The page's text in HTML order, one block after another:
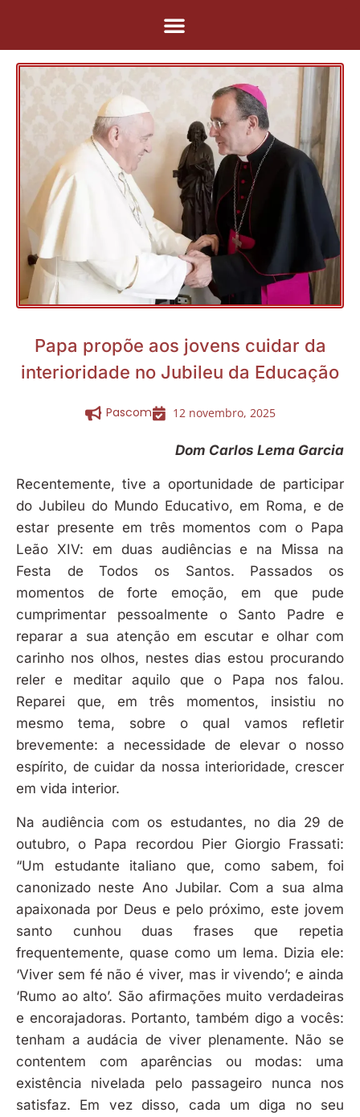
para
conteúdo
Papa propõe aos jovens cuidar da
interioridade no Jubileu da Educação
Pascom 12 novembro, 2025
Dom Carlos Lema Garcia
Recentemente, tive a oportunidade de participar
do Jubileu do Mundo Educativo, em Roma, e de
estar presente em três momentos com o Papa
Leão XIV: em duas audiências e na Missa na
Festa de Todos os Santos. Passados os
momentos de forte emoção, em que pude
cumprimentar pessoalmente o Santo Padre e
reparar a sua atenção em escutar e olhar com
carinho nos olhos, nestes dias estou procurando
reler e meditar aquilo que o Papa nos falou.
Reparei que, em três momentos, insistiu no
mesmo tema, sobre o qual vamos refletir
brevemente: a necessidade de elevar o nosso
espírito, de cuidar da nossa interioridade, crescer
em vida interior.
Na audiência com os estudantes, no dia 29 de
outubro, o Papa recordou Pier Giorgio Frassati:
“Um estudante italiano que, como sabem, foi
canonizado neste Ano Jubilar. Com a sua alma
apaixonada por Deus e pelo próximo, este jovem
santo cunhou duas frases que repetia
frequentemente, quase como um lema. Dizia ele:
‘Viver sem fé não é viver, mas ir vivendo’; e ainda
‘Rumo ao alto’. São afirmações muito verdadeiras
e encorajadoras. Portanto, também digo a vocês:
tenham a audácia de viver plenamente. Não se
contentem com aparências ou modas: uma
existência nivelada pelo passageiro nunca nos
satisfaz. Em vez disso, cada um diga no seu